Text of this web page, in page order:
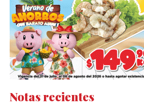
Notas recientes